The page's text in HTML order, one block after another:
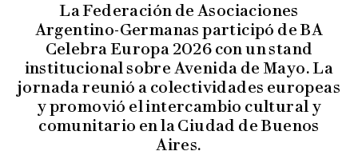
La Federación de Asociaciones
Argentino-Germanas participó de BA
Celebra Europa 2026 con un stand
institucional sobre Avenida de Mayo. La
jornada reunió a colectividades europeas
y promovió el intercambio cultural y
comunitario en la Ciudad de Buenos
Aires.